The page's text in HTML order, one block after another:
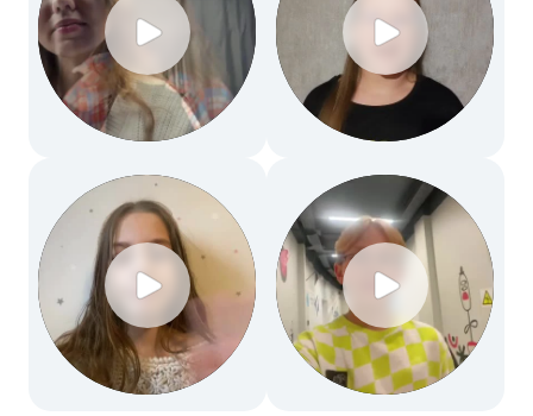
+7
Соглашаюсь на обработку персональных данных
Политикой
Получать
рассылку о скидках и мероприятиях
Оставить заявку